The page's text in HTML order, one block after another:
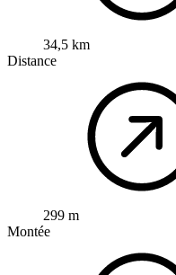
34,5 km
Distance
299 m
Montée